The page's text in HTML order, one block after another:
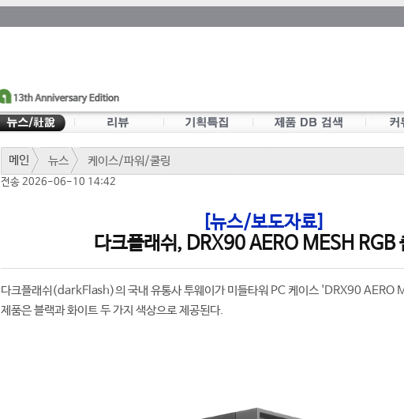
메인 뉴스 케이스/파워/쿨링
전송 2026-06-10 14:42
[뉴스/보도자료]
다크플래쉬, DRX90 AERO MESH RGB
다크플래쉬(darkFlash)의 국내 유통사 투웨이가 미들타워 PC 케이스 'DRX90 AERO
제품은 블랙과 화이트 두 가지 색상으로 제공된다.